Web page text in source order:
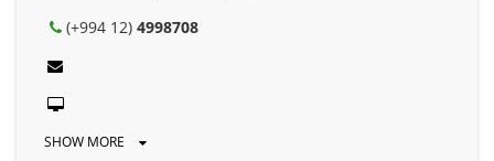
(+994 12) 4998708
SHOW MORE